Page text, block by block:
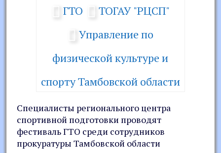
ГТО
ТОГАУ "РЦСП"
Управление по
физической культуре и
спорту Тамбовской области
Специалисты регионального центра
спортивной подготовки проводят
фестиваль ГТО среди сотрудников
прокуратуры Тамбовской области